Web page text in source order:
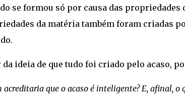
se formou só por causa das
da matéria também foram criadas
da ideia de que tudo foi criado pelo acaso,
que o acaso é inteligente? E, afinal, o